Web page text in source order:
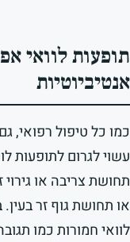
תופעות לוואי
אנטיביוטיות
כמו כל טיפול רפואי,
עשוי לגרום לתופעות
תחושת צריבה או
או תחושת גוף זר בעין.
לוואי חמורות כמו